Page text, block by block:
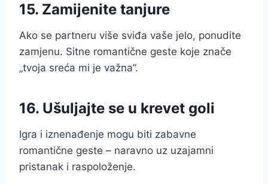
15. Zamijenite tanjure
Ako se partneru više sviđa vaše jelo, ponudite
zamjenu. Sitne romantične geste koje znače
„tvoja sreća mi je važna”.
16. Ušuljajte se u krevet goli
Igra i iznenađenje mogu biti zabavne
romantične geste – naravno uz uzajamni
pristanak i raspoloženje.